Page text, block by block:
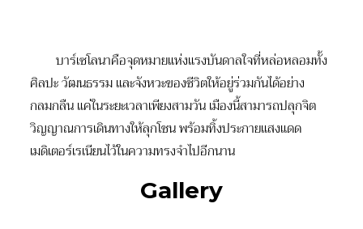
บาร์เซโลนาคือจุดหมายแห่งแรงบันดาลใจที่หล่อหลอมทั้ง
ศิลปะ วัฒนธรรม และจังหวะของชีวิตให้อยู่ร่วมกันได้อย่าง
กลมกลืน แค่ในระยะเวลาเพียงสามวัน เมืองนี้สามารถปลุกจิต
วิญญาณการเดินทางให้ลุกโชน พร้อมทิ้งประกายแสงแดด
เมดิเตอร์เรเนียนไว้ในความทรงจำไปอีกนาน
Gallery